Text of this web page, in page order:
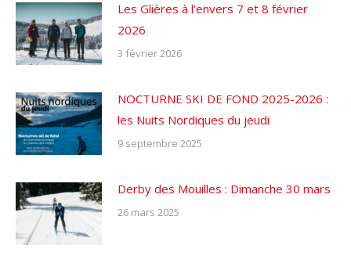
Les Glières à l’envers 7 et 8 février
2026
3 février 2026
NOCTURNE SKI DE FOND 2025-2026 :
les Nuits Nordiques du jeudi
9 septembre 2025
Derby des Mouilles : Dimanche 30 mars
26 mars 2025